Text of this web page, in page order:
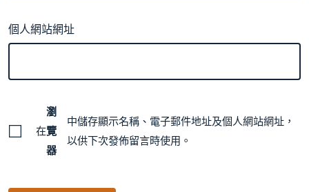
個人網站網址
在
瀏
覽
器
中儲存顯示名稱、電子郵件地址及個人網站網址，
以供下次發佈留言時使用。